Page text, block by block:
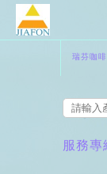
瑞芬咖
服務專